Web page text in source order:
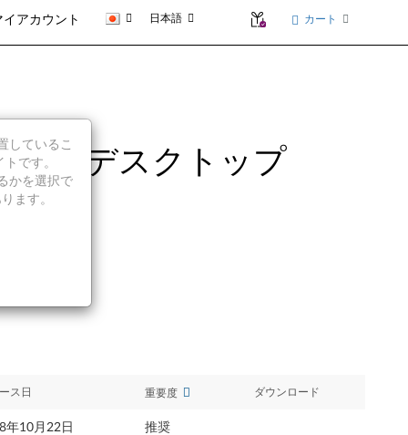
イアカウント 日本語 カート
- デスクトップ
ス日 重要度 ダウンロード
年10月22日 推奨
しているこ
です。
かを選択で
ます。